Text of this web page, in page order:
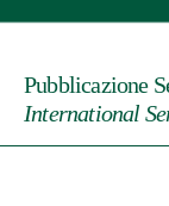
Pubblicazione
International